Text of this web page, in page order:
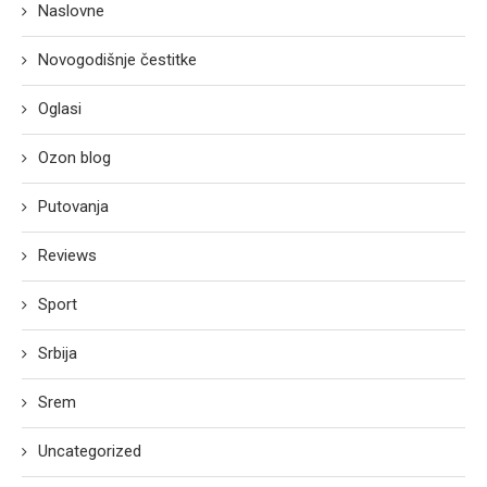
Naslovne
Novogodišnje čestitke
Oglasi
Ozon blog
Putovanja
Reviews
Sport
Srbija
Srem
Uncategorized